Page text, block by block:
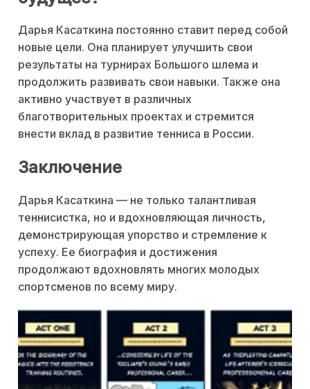
Дарья Касаткина постоянно ставит перед собой
новые цели. Она планирует улучшить свои
результаты на турнирах Большого шлема и
продолжить развивать свои навыки. Также она
активно участвует в различных
благотворительных проектах и стремится
внести вклад в развитие тенниса в России.
Заключение
Дарья Касаткина — не только талантливая
теннисистка, но и вдохновляющая личность,
демонстрирующая упорство и стремление к
успеху. Ее биография и достижения
продолжают вдохновлять многих молодых
спортсменов по всему миру.